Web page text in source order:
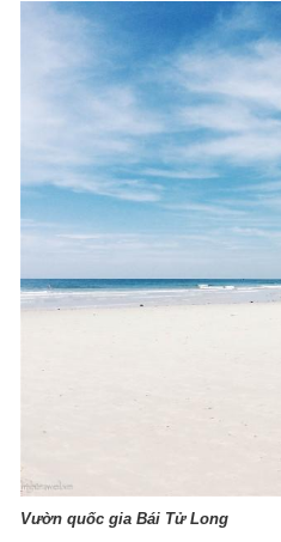
Vườn quốc gia Bái Tử Long